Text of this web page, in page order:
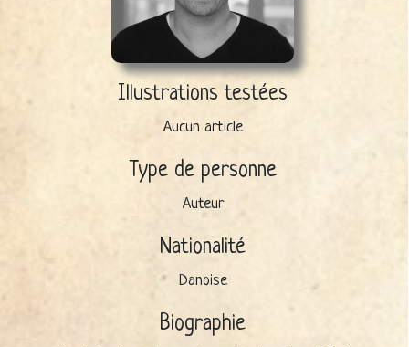
Illustrations testées
Aucun article
Type de personne
Auteur
Nationalité
Danoise
Biographie